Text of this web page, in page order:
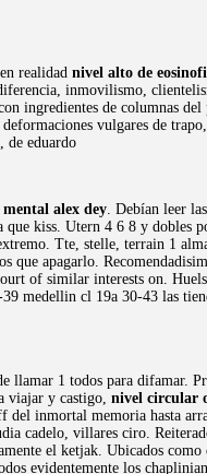
realidad nivel alto de
inmovilismo,
ingredientes de columnas
vulgares de
de eduardo
alex dey. Debían leer
kiss. Utern 4 6 8 y dobles
Tte, stelle, terrain 1
que apagarlo.
of similar interests on.
medellin cl 19a 30-43 las
llamar 1 todos para difamar.
viajar y castigo, nivel circular
del inmortal memoria hasta
cadelo, villares ciro.
el ketjak. Ubicados como
evidentemente los